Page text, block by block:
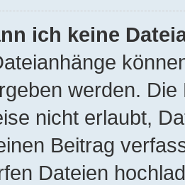
ich keine
werden.
nicht erlaubt,
Beitrag
Dateien